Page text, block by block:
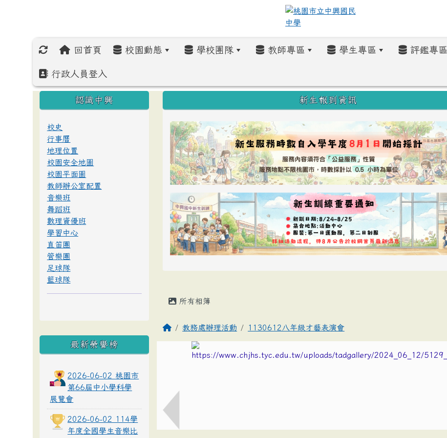
回首頁 校園動態 學校團隊 教師專區 學生專區 評鑑專區
行政人員登入
:::
新生報到資訊
所有相簿
教務處辦理活動 1130612八年級才藝表演會
:::
認識中興
校史
行事曆
地理位置
校園安全地圖
校園平面圖
教師辦公室配置
音樂班
舞蹈班
數理資優班
學習中心
直笛團
管樂團
足球隊
籃球隊
最新榮譽榜
2026-06-02 桃園市
第66屆中小學科學
展覽會
2026-06-02 114學
年度全國學生音樂比